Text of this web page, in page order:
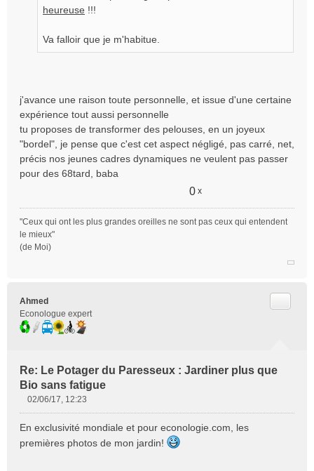
heureuse !!!
Va falloir que je m'habitue.
j'avance une raison toute personnelle, et issue d'une certaine
expérience tout aussi personnelle
tu proposes de transformer des pelouses, en un joyeux
"bordel", je pense que c'est cet aspect négligé, pas carré, net,
précis nos jeunes cadres dynamiques ne veulent pas passer
pour des 68tard, baba
0 x
"Ceux qui ont les plus grandes oreilles ne sont pas ceux qui entendent
le mieux"
(de Moi)
Ahmed
Econologue expert
Re: Le Potager du Paresseux : Jardiner plus que
Bio sans fatigue
s
s
02/06/17, 12:23
En exclusivité mondiale et pour econologie.com, les
premières photos de mon jardin!